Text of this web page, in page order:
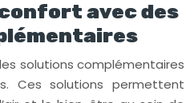
avec des
solutions complémentaires
Ces solutions permettent